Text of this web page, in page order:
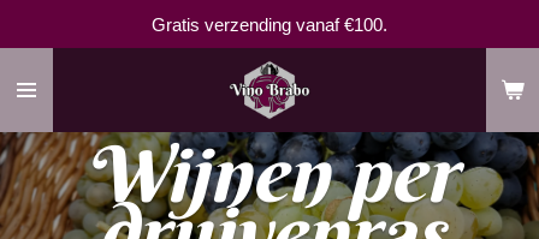
naar
hoofdinhoud
Gratis verzending vanaf €100.
Wijnen per